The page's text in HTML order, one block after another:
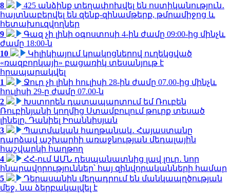
8
425 անձինք տեղափոխվել են ոստիկանություն․
հայտնաբերվել են զենք-զինամթերք, թմրամիջոց և
հետախուզվողներ
9
Գազ չի լինի օգոստոսի 4-ին ժամը 09:00-ից մինչև
ժամը 18:00-ն
10
Կիլիկիայում կրակոցներով ուղեկցված
«ռազբորկայի» բացառիկ տեսանյութ է
հրապարակվել
1
Ջուր չի լինի հուլիսի 28-ին ժամը 07.00-ից մինչև
հուլիսի 29-ը ժամը 07.00-ն
2
Խստորեն դատապարտում եմ Ռուբեն
Ռուբինյանի կողմից Ստամբուլում թուրք տեսած
լինելը. Դանիել Իոաննիսյան
3
Պատմական հաղթանակ․ Հայաստանը
դարձավ աշխարհի առաջնության մեդալային
հաշվարկի հաղթող
4
ՀՀ-ում ԱՄՆ դեսպանատնից լավ լուր․ նոր
հնարավորություններ՝ հայ զինվորականների համար
5
Դերասանին մեղադրում են մանկապղծության
մեջ․ նա ձերբակալվել է